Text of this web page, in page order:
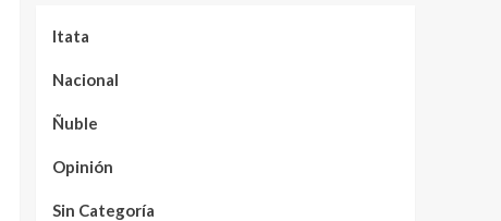
Itata
Nacional
Ñuble
Opinión
Sin Categoría